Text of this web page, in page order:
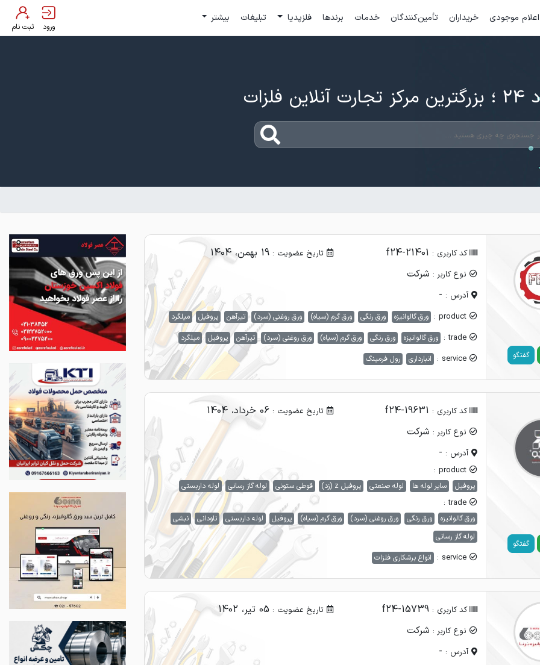
اعلام موجودی خریداران تأمین‌کنندگان خدمات برندها فلزپدیا تبلیغات بیشتر
ورود ثبت نام
فلزات
گفتگو
کد کاربری : f24-21401 تاریخ عضویت : 19 بهمن، 1404
نوع کاربر : شرکت
آدرس : -
product : ورق گالوانیزه ورق رنگی ورق گرم (سیاه) ورق روغنی (سرد) تیرآهن پروفیل میلگرد
trade : ورق گالوانیزه ورق رنگی ورق گرم (سیاه) ورق روغنی (سرد) تیرآهن پروفیل میلگرد
service : انبارداری رول فرمینگ
گفتگو
کد کاربری : f24-19631 تاریخ عضویت : 06 خرداد، 1404
نوع کاربر : شرکت
آدرس : -
product :
پروفیل سایر لوله ها لوله صنعتی پروفیل z (زد) قوطی ستونی لوله گاز رسانی لوله داربستی
trade :
ورق گالوانیزه ورق رنگی ورق روغنی (سرد) ورق گرم (سیاه) پروفیل لوله داربستی ناودانی
نبشی
لوله گاز رسانی
service : انواع برشکاری فلزات
کد کاربری : f24-15739 تاریخ عضویت : 05 تیر، 1402
نوع کاربر : شرکت
آدرس : -